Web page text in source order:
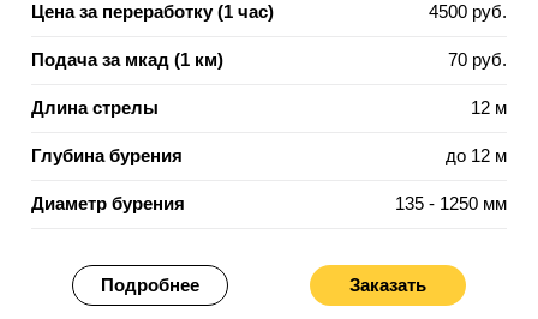
Цена за переработку (1 час) 4500 руб.
Подача за мкад (1 км) 70 руб.
Длина стрелы 12 м
Глубина бурения до 12 м
Диаметр бурения 135 - 1250 мм
Подробнее Заказать